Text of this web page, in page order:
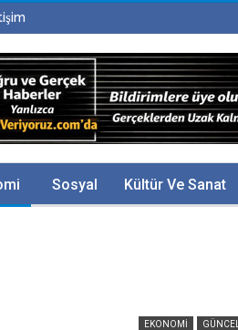
Sosyal Kültür Ve Sanat
EKONOMI GÜNCEL